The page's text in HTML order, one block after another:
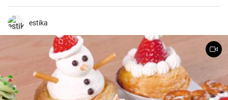
y fáciles.
estika